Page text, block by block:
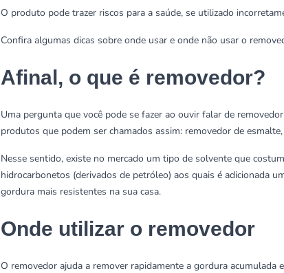
O produto pode trazer riscos para a saúde, se utilizado
Confira algumas dicas sobre onde usar e onde não usar o
Afinal, o que é removedor?
Uma pergunta que você pode se fazer ao ouvir falar de
produtos que podem ser chamados assim: removedor de
Nesse sentido, existe no mercado um tipo de solvente que
hidrocarbonetos (derivados de petróleo) aos quais é adicionada
gordura mais resistentes na sua casa.
Onde utilizar o removedor
O removedor ajuda a remover rapidamente a gordura acumulada